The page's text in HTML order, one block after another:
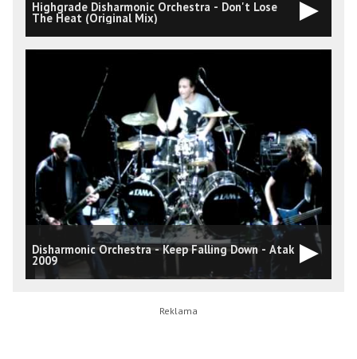
Highgrade Disharmonic Orchestra - Don't Lose
The Heat (Original Mix)
Disharmonic Orchestra - Keep Falling Down - Atak
2009